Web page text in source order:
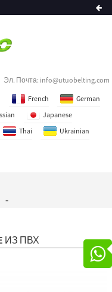
Эл. Почта: info@utuobelting.com
French
German
Japanese
Thai
Ukrainian
ИЗ ПВХ
